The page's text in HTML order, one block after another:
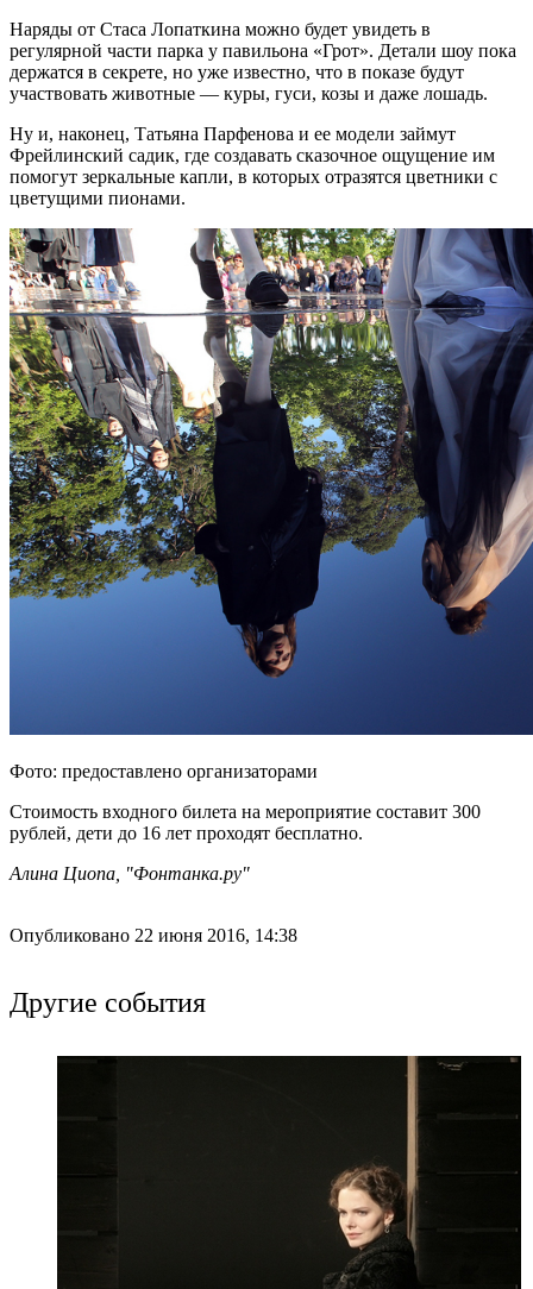
Наряды от Стаса Лопаткина можно будет увидеть в
регулярной части парка у павильона «Грот». Детали шоу пока
держатся в секрете, но уже известно, что в показе будут
участвовать животные — куры, гуси, козы и даже лошадь.
Ну и, наконец, Татьяна Парфенова и ее модели займут
Фрейлинский садик, где создавать сказочное ощущение им
помогут зеркальные капли, в которых отразятся цветники с
цветущими пионами.
Фото: предоставлено организаторами
Стоимость входного билета на мероприятие составит 300
рублей, дети до 16 лет проходят бесплатно.
Алина Циопа, "Фонтанка.ру"
Опубликовано 22 июня 2016, 14:38
Другие события